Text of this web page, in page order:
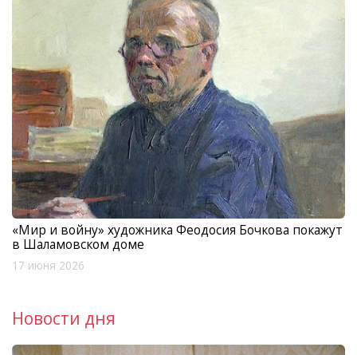
«Мир и войну» художника Феодосия Бочкова покажут
в Шаламовском доме
17 июня 2026
Новости дня